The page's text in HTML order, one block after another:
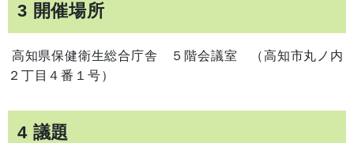
3 開催場所
高知県保健衛生総合庁舎 ５階会議室 （高知市丸ノ内
２丁目４番１号）
4 議題